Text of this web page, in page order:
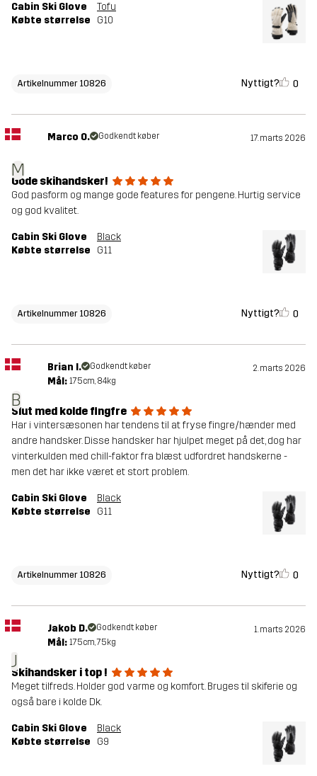
Cabin Ski Glove
Tofu
Købte størrelse
G10
Artikelnummer 10826 Nyttigt? 0
M
Marco O. Godkendt køber 17. marts 2026
Gode skihandsker!
God pasform og mange gode features for pengene. Hurtig service
og god kvalitet.
Cabin Ski Glove
Black
Købte størrelse
G11
Artikelnummer 10826 Nyttigt? 0
B
Brian I. Godkendt køber 2. marts 2026
Mål: 175cm, 84kg
Slut med kolde fingfre
Har i vintersæsonen har tendens til at fryse fingre/hænder med
andre handsker. Disse handsker har hjulpet meget på det, dog har
vinterkulden med chill-faktor fra blæst udfordret handskerne -
men det har ikke været et stort problem.
Cabin Ski Glove
Black
Købte størrelse
G11
Artikelnummer 10826 Nyttigt? 0
J
Jakob D. Godkendt køber 1. marts 2026
Mål: 175cm, 75kg
Skihandsker i top !
Meget tilfreds. Holder god varme og komfort. Bruges til skiferie og
også bare i kolde Dk.
Cabin Ski Glove
Black
Købte størrelse
G9